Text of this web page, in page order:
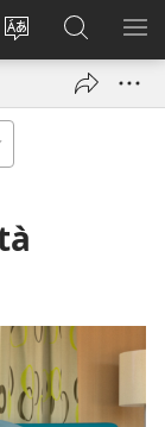
Modificare
Accedi
(apre
Cerca
in
JW.ORG